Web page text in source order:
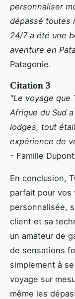
personnaliser
dépassé toutes
24/7 a été une
aventure en
Patagonie.
Citation 3
"Le voyage que
Afrique du Sud
lodges, tout
expérience de
- Famille
En conclusion,
parfait pour vos
personnalisée,
client et sa
un amateur de
de sensations
simplement à
voyage sur
même les